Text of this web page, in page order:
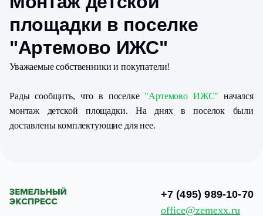
площадки в поселке
"Артемово ИЖС"
Уважаемые собственники и покупатели!
Рады сообщить, что в поселке "Артемово ИЖС" начался
монтаж детской площадки. На днях в поселок были
доставлены комплектующие для нее.
+7 (495) 989-10-70
office@zemexx.ru